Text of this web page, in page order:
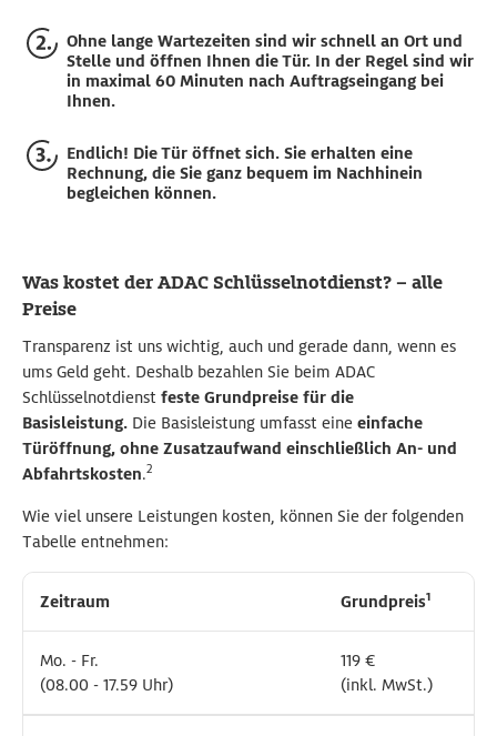
Ohne lange Wartezeiten sind wir schnell an Ort und
Stelle und öffnen Ihnen die Tür. In der Regel sind wir
in maximal 60 Minuten nach Auftragseingang bei
Ihnen.
Endlich! Die Tür öffnet sich. Sie erhalten eine
Rechnung, die Sie ganz bequem im Nachhinein
begleichen können.
Was kostet der ADAC Schlüsselnotdienst? – alle
Preise
Transparenz ist uns wichtig, auch und gerade dann, wenn es
ums Geld geht. Deshalb bezahlen Sie beim ADAC
Schlüsselnotdienst feste Grundpreise für die
Basisleistung. Die Basisleistung umfasst eine einfache
Türöffnung, ohne Zusatzaufwand einschließlich An- und
Abfahrtskosten.2
Wie viel unsere Leistungen kosten, können Sie der folgenden
Tabelle entnehmen:
Zeitraum Grundpreis1
Mo. - Fr.
(08.00 - 17.59 Uhr)
119 €
(inkl. MwSt.)
Zeitraum Grundpreis1
Mo. - Fr.
(08.00 - 17.59 Uhr)
119 €
(inkl. MwSt.)